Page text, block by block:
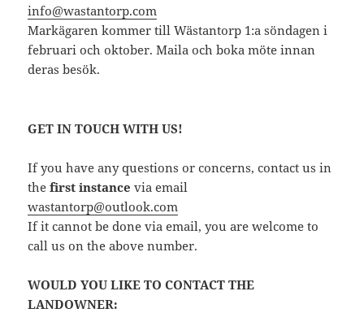
info@wastantorp.com
Markägaren kommer till Wästantorp 1:a söndagen i
februari och oktober. Maila och boka möte innan
deras besök.
GET IN TOUCH WITH US!
If you have any questions or concerns, contact us in
thefirst instance via email
wastantorp@outlook.com
If it cannot be done via email, you are welcome to
call us on the above number.
WOULD YOU LIKE TO CONTACT THE
LANDOWNER: